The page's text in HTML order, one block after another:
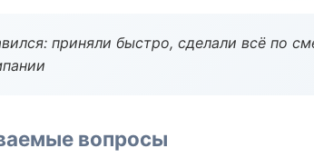
приняли быстро, сделали всё по
вопросы